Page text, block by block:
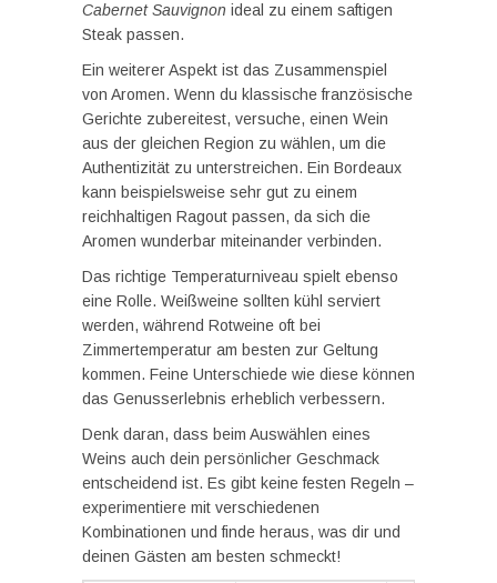
Cabernet Sauvignon ideal zu einem saftigen
Steak passen.
Ein weiterer Aspekt ist das Zusammenspiel
von Aromen. Wenn du klassische französische
Gerichte zubereitest, versuche, einen Wein
aus der gleichen Region zu wählen, um die
Authentizität zu unterstreichen. Ein Bordeaux
kann beispielsweise sehr gut zu einem
reichhaltigen Ragout passen, da sich die
Aromen wunderbar miteinander verbinden.
Das richtige Temperaturniveau spielt ebenso
eine Rolle. Weißweine sollten kühl serviert
werden, während Rotweine oft bei
Zimmertemperatur am besten zur Geltung
kommen. Feine Unterschiede wie diese können
das Genusserlebnis erheblich verbessern.
Denk daran, dass beim Auswählen eines
Weins auch dein persönlicher Geschmack
entscheidend ist. Es gibt keine festen Regeln –
experimentiere mit verschiedenen
Kombinationen und finde heraus, was dir und
deinen Gästen am besten schmeckt!